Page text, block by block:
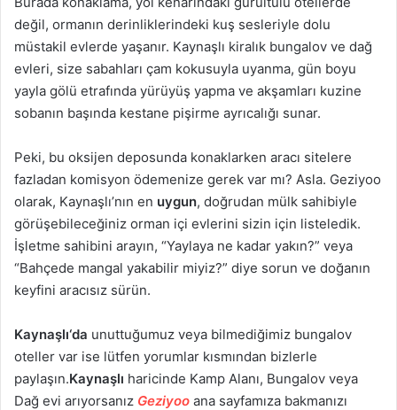
değil, ormanın derinliklerindeki kuş sesleriyle dolu
müstakil evlerde yaşanır. Kaynaşlı kiralık bungalov ve dağ
evleri, size sabahları çam kokusuyla uyanma, gün boyu
yayla gölü etrafında yürüyüş yapma ve akşamları kuzine
sobanın başında kestane pişirme ayrıcalığı sunar.
Peki, bu oksijen deposunda konaklarken aracı sitelere
fazladan komisyon ödemenize gerek var mı? Asla. Geziyoo
olarak, Kaynaşlı’nın en uygun, doğrudan mülk sahibiyle
görüşebileceğiniz orman içi evlerini sizin için listeledik.
İşletme sahibini arayın, “Yaylaya ne kadar yakın?” veya
“Bahçede mangal yakabilir miyiz?” diye sorun ve doğanın
keyfini aracısız sürün.
Kaynaşlı‘da unuttuğumuz veya bilmediğimiz bungalov
oteller var ise lütfen yorumlar kısmından bizlerle
paylaşın.Kaynaşlı haricinde Kamp Alanı, Bungalov veya
Dağ evi arıyorsanız Geziyoo ana sayfamıza bakmanızı